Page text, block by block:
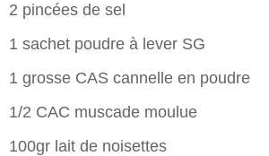
2 pincées de sel
1 sachet poudre à lever SG
1 grosse CAS cannelle en poudre
1/2 CAC muscade moulue
100gr lait de noisettes